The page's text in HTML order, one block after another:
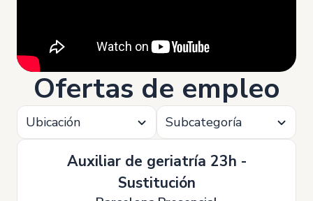
Ofertas de empleo
Ubicación Subcategoría
Auxiliar de geriatría 23h -
Sustitución